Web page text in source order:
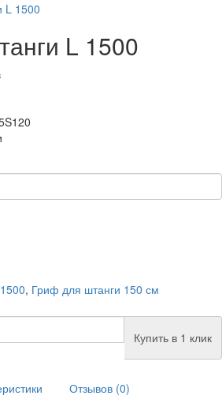
L 1500
, Гриф для штанги 150 см
Купить в 1 клик
Отзывов (0)